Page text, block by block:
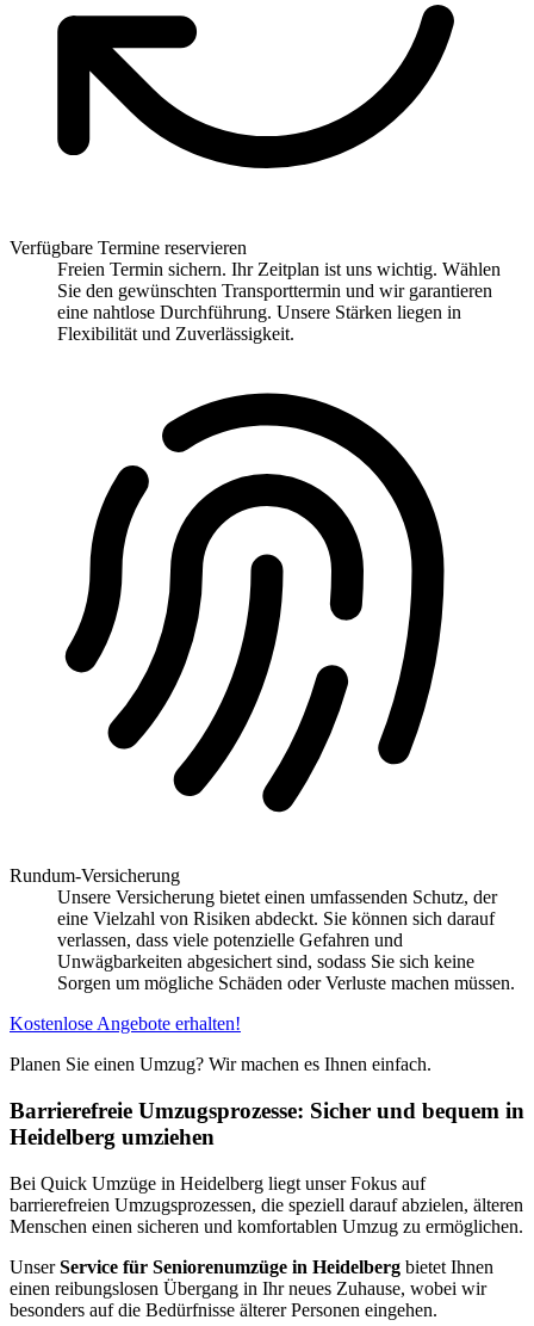
Verfügbare Termine reservieren
Freien Termin sichern. Ihr Zeitplan ist uns wichtig. Wählen
Sie den gewünschten Transporttermin und wir garantieren
eine nahtlose Durchführung. Unsere Stärken liegen in
Flexibilität und Zuverlässigkeit.
Rundum-Versicherung
Unsere Versicherung bietet einen umfassenden Schutz, der
eine Vielzahl von Risiken abdeckt. Sie können sich darauf
verlassen, dass viele potenzielle Gefahren und
Unwägbarkeiten abgesichert sind, sodass Sie sich keine
Sorgen um mögliche Schäden oder Verluste machen müssen.
Kostenlose Angebote erhalten!
Planen Sie einen Umzug? Wir machen es Ihnen einfach.
Barrierefreie Umzugsprozesse: Sicher und bequem in
Heidelberg umziehen
Bei Quick Umzüge in Heidelberg liegt unser Fokus auf
barrierefreien Umzugsprozessen, die speziell darauf abzielen, älteren
Menschen einen sicheren und komfortablen Umzug zu ermöglichen.
UnserService für Seniorenumzüge in Heidelberg bietet Ihnen
einen reibungslosen Übergang in Ihr neues Zuhause, wobei wir
besonders auf die Bedürfnisse älterer Personen eingehen.